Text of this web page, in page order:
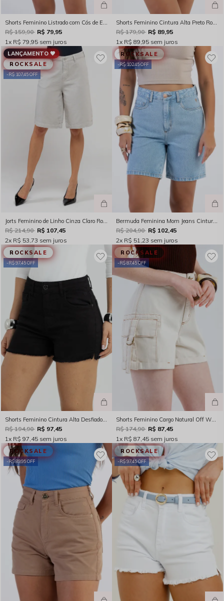
Shorts Feminino Listrado com Cós de Elástico Vermelho Rocksham – 254058
R$ 159,90 R$ 79,95
1x R$ 79,95 sem juros
Shorts Feminino Cintura Alta Preto Rocksham - 254043-20003
R$ 179,90 R$ 89,95
1x R$ 89,95 sem juros
R$ 107,45 OFF
ROCKSALE
LANÇAMENTO 🖤
Jorts Feminino de Linho Cinza Claro Rocksham - 261002 - 30000
R$ 214,90 R$ 107,45
2x R$ 53,73 sem juros
R$ 102,45 OFF
ROCKSALE
Bermuda Feminina Mom Jeans Cintura Alta Indigo Claro Rocksham - 254013
R$ 204,90 R$ 102,45
2x R$ 51,23 sem juros
R$ 97,45 OFF
ROCKSALE
Shorts Feminino Cintura Alta Desfiado Preto Rocksham -RS00110-20003
R$ 194,90 R$ 97,45
1x R$ 97,45 sem juros
R$ 87,45 OFF
ROCKSALE
Shorts Feminino Cargo Natural Off White Rocksham - 253015
R$ 174,90 R$ 87,45
1x R$ 87,45 sem juros
R$ 89,95 OFF
ROCKSALE
R$ 97,45 OFF
ROCKSALE